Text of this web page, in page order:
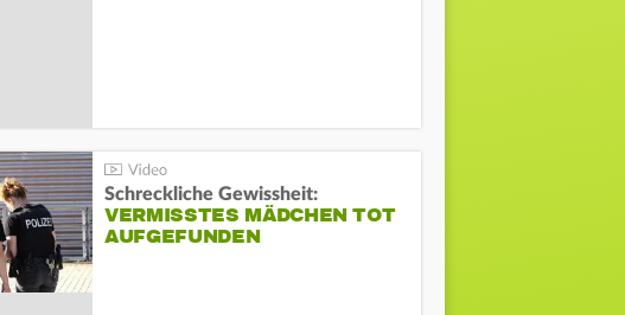
Schreckliche Gewissheit:
VERMISSTES MÄDCHEN TOT
AUFGEFUNDEN